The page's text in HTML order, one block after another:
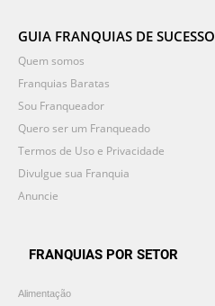
GUIA FRANQUIAS DE SUCESSO
Quem somos
Franquias Baratas
Sou Franqueador
Quero ser um Franqueado
Termos de Uso e Privacidade
Divulgue sua Franquia
Anuncie
FRANQUIAS POR SETOR
Alimentação